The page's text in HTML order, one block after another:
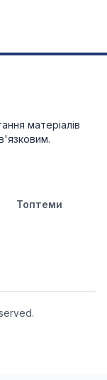
матеріалів
Топтеми